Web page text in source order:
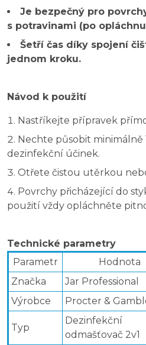
Je bezpečný pro
s potravinami (po
Šetří čas díky spojení
jednom kroku.
Návod k použití
Nastříkejte přípravek
Nechte působit minimálně
dezinfekční účinek.
Otřete čistou utěrkou
Povrchy přicházející do
použití vždy opláchněte
Technické parametry
Parametr
Hodnota
Značka
Jar Professional
Výrobce
Procter &
Typ
Dezinfekční
odmašťovač 2v1